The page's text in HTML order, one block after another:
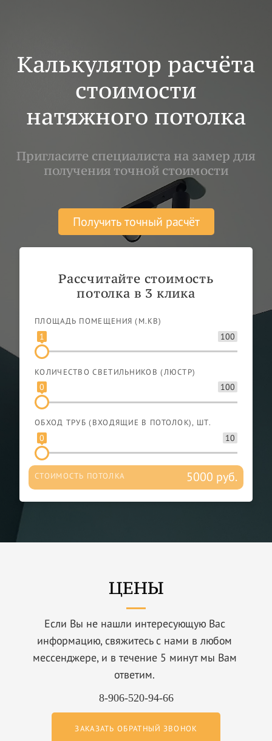
Калькулятор расчёта
стоимости
натяжного потолка
Пригласите специалиста на замер для
получения точной стоимости
Получить точный расчёт
Рассчитайте стоимость
потолка в 3 клика
ПЛОЩАДЬ ПОМЕЩЕНИЯ (М.КВ)
100
1
КОЛИЧЕСТВО СВЕТИЛЬНИКОВ (ЛЮСТР)
100
0
ОБХОД ТРУБ (ВХОДЯЩИЕ В ПОТОЛОК), ШТ.
10
0
СТОИМОСТЬ ПОТОЛКА 5000 руб.
ЦЕНЫ
Если Вы не нашли интересующую Вас
информацию, свяжитесь с нами в любом
мессенджере, и в течение 5 минут мы Вам
ответим.
8-906-520-94-66
ЗАКАЗАТЬ ОБРАТНЫЙ ЗВОНОК